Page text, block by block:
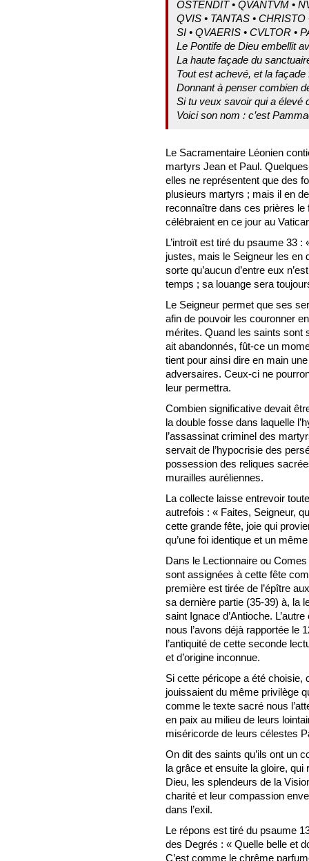
OSTENDIT • QVANTVM •
QVIS • TANTAS •
SI • QVAERIS • CVLTOR •
Le Pontife de Dieu embellit
La haute façade du
Tout est achevé, et la façade
Donnant à penser combien
Si tu veux savoir qui a élevé
Voici son nom : c’est
Le Sacramentaire Léonien
martyrs Jean et Paul.
elles ne représentent que des
plusieurs martyrs ; mais il en
reconnaître dans ces prières
célébraient en ce jour au
L’introït est tiré du psaume 33
justes, mais le Seigneur les en
sorte qu’aucun d’entre eux
temps ; sa louange sera
Le Seigneur permet que ses
afin de pouvoir les couronner
mérites. Quand les saints sont
ait abandonnés, fût-ce un
tient pour ainsi dire en main
adversaires. Ceux-ci ne
leur permettra.
Combien significative devait
la double fosse dans laquelle
l’assassinat criminel des
servait de l’hypocrisie des
possession des reliques
murailles auréliennes.
La collecte laisse entrevoir
autrefois : « Faites, Seigneur,
cette grande fête, joie qui
qu’une foi identique et un
Dans le Lectionnaire ou
sont assignées à cette fête
première est tirée de l’épître
sa dernière partie (35-39) à, la
saint Ignace d’Antioche.
nous l’avons déjà rapportée le
l’antiquité de cette seconde
et d’origine inconnue.
Si cette péricope a été choisie,
jouissaient du même privilège
comme le texte sacré nous
en paix au milieu de leurs
miséricorde de leurs célestes
On dit des saints qu’ils ont un
la grâce et ensuite la gloire,
Dieu, les splendeurs de la
charité et leur compassion
dans l’exil.
Le répons est tiré du psaume
des Degrés : « Quelle belle et
C’est comme le chrême